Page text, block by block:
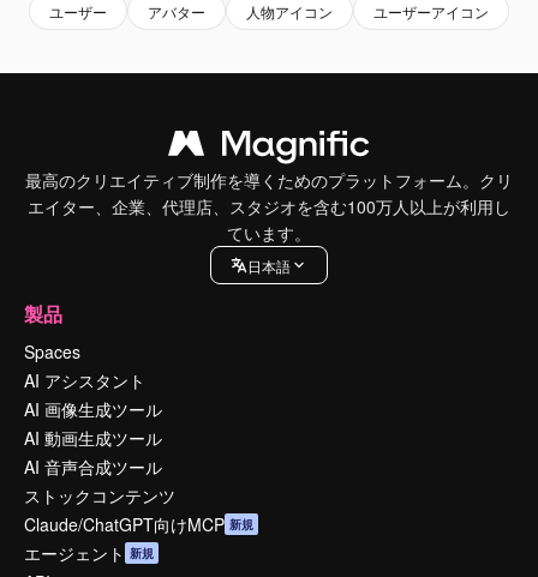
ユーザー アバター 人物アイコン ユーザーアイコン
最高のクリエイティブ制作を導くためのプラットフォーム。クリ
エイター、企業、代理店、スタジオを含む100万人以上が利用し
ています。
日本語
製品
Spaces
AI アシスタント
AI 画像生成ツール
AI 動画生成ツール
AI 音声合成ツール
ストックコンテンツ
Claude/ChatGPT向けMCP 新規
エージェント 新規